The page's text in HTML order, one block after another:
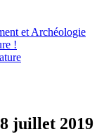
et Archéologie
!
juillet 2019